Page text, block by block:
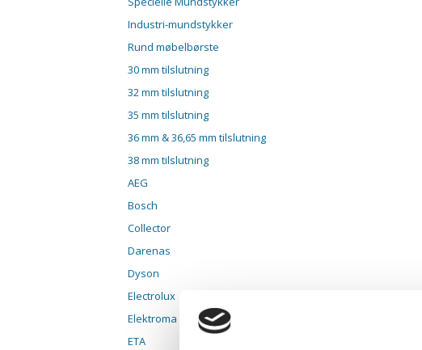
Industri-mundstykker
Rund møbelbørste
30 mm tilslutning
32 mm tilslutning
35 mm tilslutning
36 mm & 36,65 mm tilslutning
38 mm tilslutning
AEG
Bosch
Collector
Darenas
Dyson
Electrolux
Elektroma
ETA